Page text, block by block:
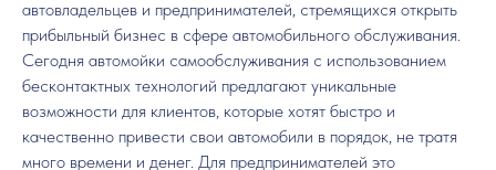
автовладельцев и предпринимателей, стремящихся открыть
прибыльный бизнес в сфере автомобильного обслуживания.
Сегодня автомойки самообслуживания с использованием
бесконтактных технологий предлагают уникальные
возможности для клиентов, которые хотят быстро и
качественно привести свои автомобили в порядок, не тратя
много времени и денег. Для предпринимателей это